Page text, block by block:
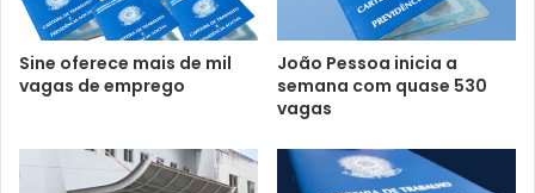
Sine oferece mais de mil
vagas de emprego
João Pessoa inicia a
semana com quase 530
vagas